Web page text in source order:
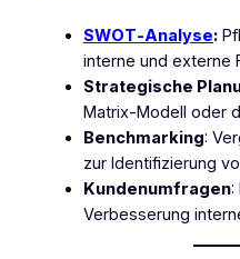
SWOT‑Analyse:
interne und externe
Strategische
Matrix-Modell oder
Benchmarking:
zur Identifizierung
Kundenumfragen:
Verbesserung